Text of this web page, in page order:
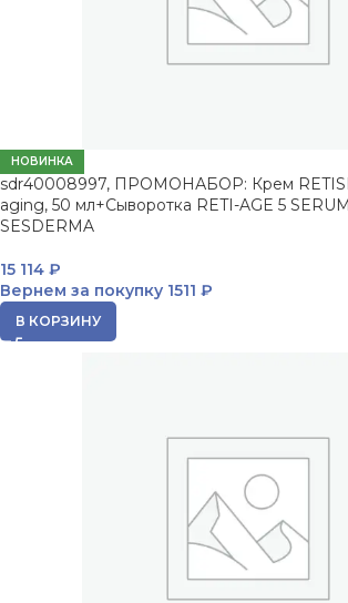
НОВИНКА
sdr40008997, ПРОМОНАБОР: Крем
aging, 50 мл+Сыворотка RETI-AGE 5
SESDERMA
15 114 ₽
Вернем за покупку 1511 ₽
В КОРЗИНУ